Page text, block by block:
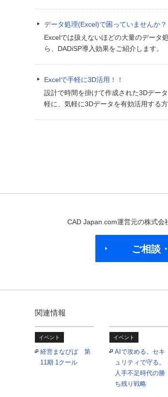
データ処理(Excel)で困っていませんか？
Excelでは扱えないほどの大量のデータ
ら、DADiSP導入効果をご紹介します。
Excelで手軽に3D活用！！
設計で時間を掛けて作成された3Dデー
軽に、気軽に3Dデータを有効活用する
CAD Japan.com運営元の株式会
ご相談
関連情報
イベント
経営まなびば 第
11期 1クール
イベント
AIで攻める。セキ
ュリティで守る。
人手不足時代の勝
ち残り戦略